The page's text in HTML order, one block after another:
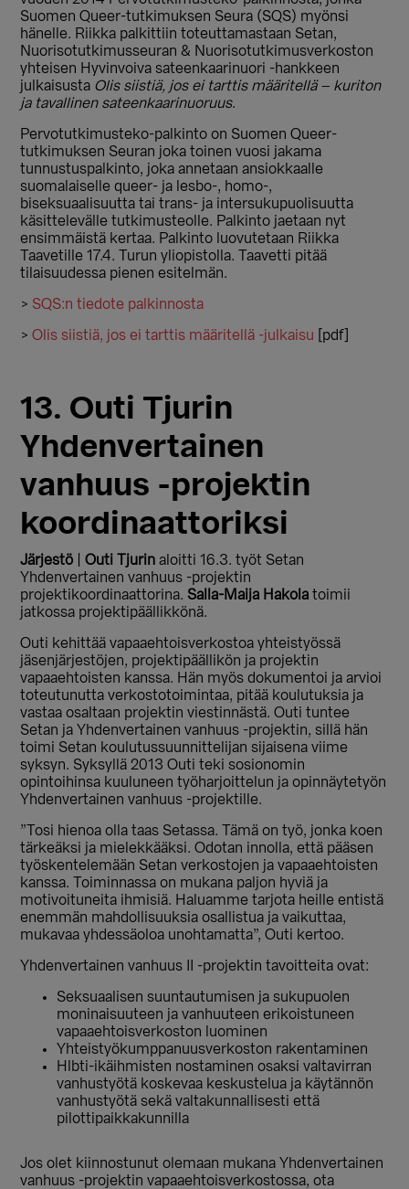
Suomen Queer-tutkimuksen Seura (SQS) myönsi
hänelle. Riikka palkittiin toteuttamastaan Setan,
Nuorisotutkimusseuran & Nuorisotutkimusverkoston
yhteisen Hyvinvoiva sateenkaarinuori -hankkeen
julkaisusta Olis siistiä, jos ei tarttis määritellä – kuriton
ja tavallinen sateenkaarinuoruus.
Pervotutkimusteko-palkinto on Suomen Queer-
tutkimuksen Seuran joka toinen vuosi jakama
tunnustuspalkinto, joka annetaan ansiokkaalle
suomalaiselle queer- ja lesbo-, homo-,
biseksuaalisuutta tai trans- ja intersukupuolisuutta
käsittelevälle tutkimusteolle. Palkinto jaetaan nyt
ensimmäistä kertaa. Palkinto luovutetaan Riikka
Taavetille 17.4. Turun yliopistolla. Taavetti pitää
tilaisuudessa pienen esitelmän.
> SQS:n tiedote palkinnosta
>Olis siistiä, jos ei tarttis määritellä -julkaisu [pdf]
13. Outi Tjurin
Yhdenvertainen
vanhuus -projektin
koordinaattoriksi
Järjestö |Outi Tjurin aloitti 16.3. työt Setan
Yhdenvertainen vanhuus -projektin
projektikoordinaattorina. Salla-Maija Hakola toimii
jatkossa projektipäällikkönä.
Outi kehittää vapaaehtoisverkostoa yhteistyössä
jäsenjärjestöjen, projektipäällikön ja projektin
vapaaehtoisten kanssa. Hän myös dokumentoi ja arvioi
toteutunutta verkostotoimintaa, pitää koulutuksia ja
vastaa osaltaan projektin viestinnästä. Outi tuntee
Setan ja Yhdenvertainen vanhuus -projektin, sillä hän
toimi Setan koulutussuunnittelijan sijaisena viime
syksyn. Syksyllä 2013 Outi teki sosionomin
opintoihinsa kuuluneen työharjoittelun ja opinnäytetyön
Yhdenvertainen vanhuus -projektille.
”Tosi hienoa olla taas Setassa. Tämä on työ, jonka koen
tärkeäksi ja mielekkääksi. Odotan innolla, että pääsen
työskentelemään Setan verkostojen ja vapaaehtoisten
kanssa. Toiminnassa on mukana paljon hyviä ja
motivoituneita ihmisiä. Haluamme tarjota heille entistä
enemmän mahdollisuuksia osallistua ja vaikuttaa,
mukavaa yhdessäoloa unohtamatta”, Outi kertoo.
Yhdenvertainen vanhuus II -projektin tavoitteita ovat:
Seksuaalisen suuntautumisen ja sukupuolen
moninaisuuteen ja vanhuuteen erikoistuneen
vapaaehtoisverkoston luominen
Yhteistyökumppanuusverkoston rakentaminen
Hlbti-ikäihmisten nostaminen osaksi valtavirran
vanhustyötä koskevaa keskustelua ja käytännön
vanhustyötä sekä valtakunnallisesti että
pilottipaikkakunnilla
Jos olet kiinnostunut olemaan mukana Yhdenvertainen
vanhuus -projektin vapaaehtoisverkostossa, ota